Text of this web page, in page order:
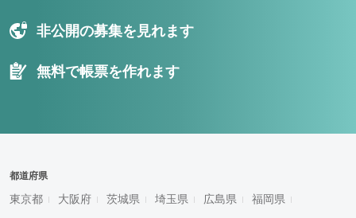
非公開の募集を見れます
無料で帳票を作れます
都道府県
東京都 大阪府 茨城県 埼玉県 広島県 福岡県